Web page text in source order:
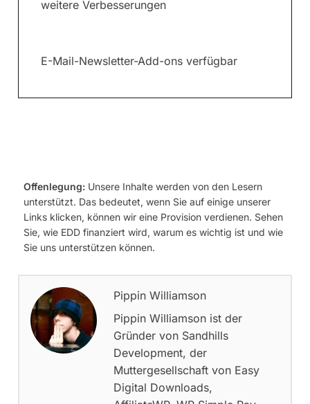
weitere Verbesserungen
E-Mail-Newsletter-Add-ons verfügbar
Offenlegung: Unsere Inhalte werden von den Lesern
unterstützt. Das bedeutet, wenn Sie auf einige unserer
Links klicken, können wir eine Provision verdienen. Sehen
Sie, wie EDD finanziert wird, warum es wichtig ist und wie
Sie uns unterstützen können.
Pippin Williamson
Pippin Williamson ist der
Gründer von Sandhills
Development, der
Muttergesellschaft von Easy
Digital Downloads,